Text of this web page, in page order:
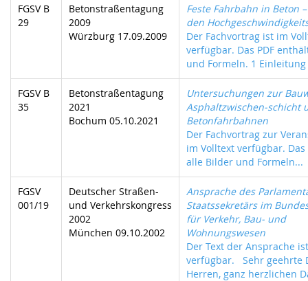
FGSV B
29
Betonstraßentagung
2009
Würzburg 17.09.2009
Feste Fahrbahn in Beton
den
Der Fachvortrag ist im
verfügbar. Das PDF
und Formeln. 1 Einleitung
FGSV B
35
Betonstraßentagung
2021
Bochum 05.10.2021
Untersuchungen zur
Asphaltzwischen-schicht
Betonfahrbahnen
Der Fachvortrag zur
im Volltext verfügbar. Das
alle Bilder und Formeln...
FGSV
001/19
Deutscher Straßen-
und Verkehrskongress
2002
München 09.10.2002
Ansprache des
Staatssekretärs im
für Verkehr, Bau- und
Wohnungswesen
Der Text der Ansprache
verfügbar. Sehr geehrte
Herren, ganz herzlichen